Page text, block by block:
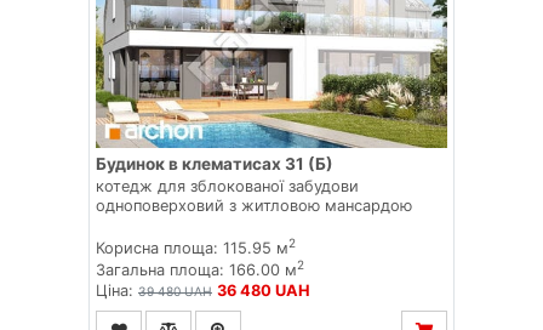
Будинок в клематисах 31 (Б)
котедж для зблокованої забудови
одноповерховий з житловою мансардою
Корисна площа: 115.95 м2
Загальна площа: 166.00 м2
Ціна: 39 480 UAH 36 480 UAH